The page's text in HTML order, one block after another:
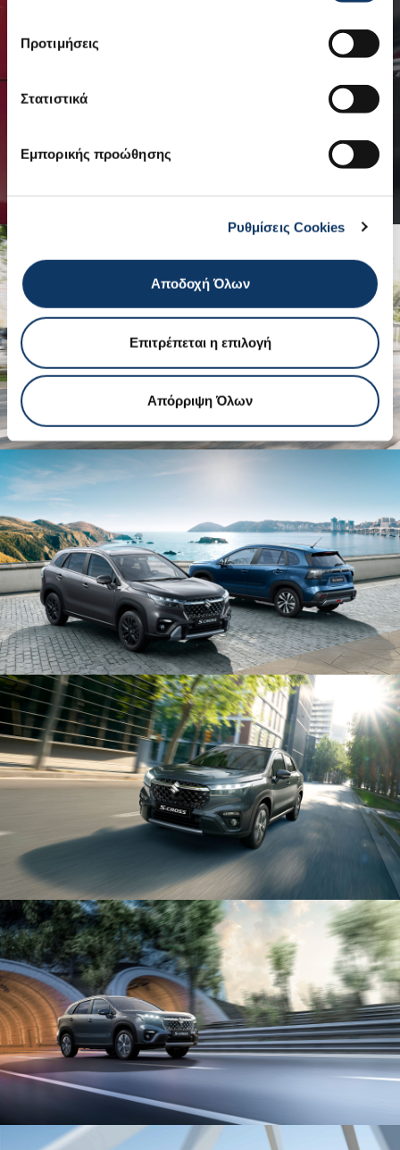
Προτιμήσεις
Στατιστικά
Εμπορικής προώθησης
Ρυθμίσεις Cookies
Αποδοχή Όλων
Επιτρέπεται η επιλογή
Απόρριψη Όλων